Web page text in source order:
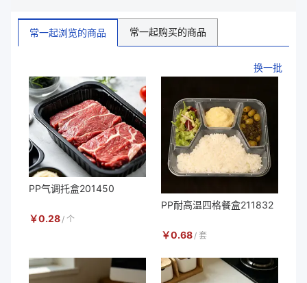
常一起浏览的商品 常一起购买的商品
换一批
PP气调托盒201450
￥0.28 / 个
PP耐高温四格餐盒211832
￥0.68 / 套